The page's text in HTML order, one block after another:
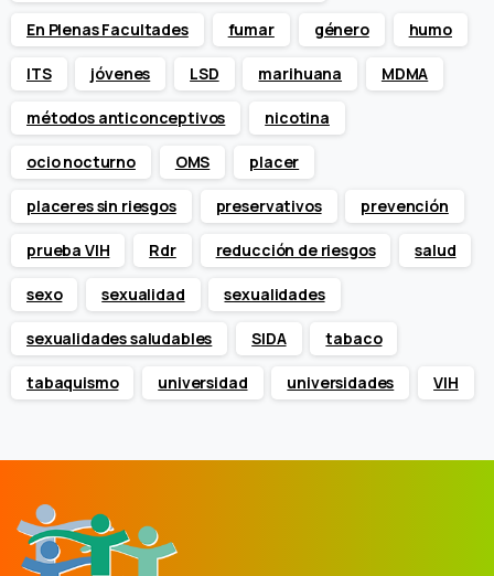
En Plenas Facultades fumar género humo
ITS jóvenes LSD marihuana MDMA
métodos anticonceptivos nicotina
ocio nocturno OMS placer
placeres sin riesgos preservativos prevención
prueba VIH Rdr reducción de riesgos salud
sexo sexualidad sexualidades
sexualidades saludables SIDA tabaco
tabaquismo universidad universidades VIH